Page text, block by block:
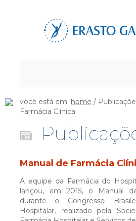
HOME
FALE CONOSCO
TRABALHE CONOSCO
INTRANET
você está em: home /
Farmácia Clínica
Manual de Farmácia
A equipe da Farmácia do
lançou, em 2015, o Manual
durante o Congresso
Hospitalar, realizado pela